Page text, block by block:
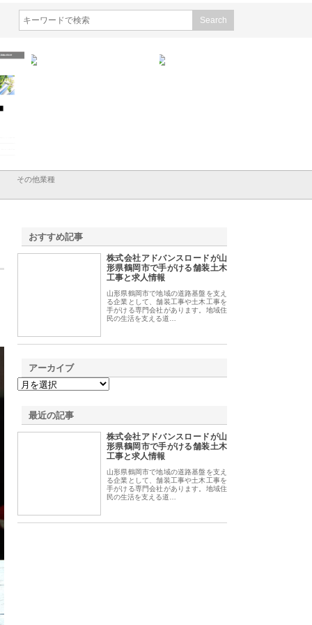
その他業種
おすすめ記事
株式会社アドバンスロードが山
形県鶴岡市で手がける舗装土木
工事と求人情報
山形県鶴岡市で地域の道路基盤を支え
る企業として、舗装工事や土木工事を
手がける専門会社があります。地域住
民の生活を支える道…
アーカイブ
最近の記事
株式会社アドバンスロードが山
形県鶴岡市で手がける舗装土木
工事と求人情報
山形県鶴岡市で地域の道路基盤を支え
る企業として、舗装工事や土木工事を
手がける専門会社があります。地域住
民の生活を支える道…